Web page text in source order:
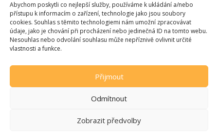
Abychom poskytli co nejlepší služby, používáme k ukládání a/nebo
přístupu k informacím o zařízení, technologie jako jsou soubory
cookies. Souhlas s těmito technologiemi nám umožní zpracovávat
údaje, jako je chování při procházení nebo jedinečná ID na tomto webu.
Nesouhlas nebo odvolání souhlasu může nepříznivě ovlivnit určité
vlastnosti a funkce.
Přijmout
Odmítnout
Zobrazit předvolby